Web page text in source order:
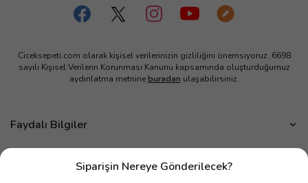
Siparişin Nereye Gönderilecek?
Ciceksepeti.com olarak kişisel verilerinizin gizliliğini önemsiyoruz. 6698
sayılı Kişisel Verilerin Korunması Kanunu kapsamında oluşturduğumuz
aydınlatma metnine buradan ulaşabilirsiniz.
Faydalı Bilgiler
Çiçek Bakımı
Çiçek Eşliğinde Notlar